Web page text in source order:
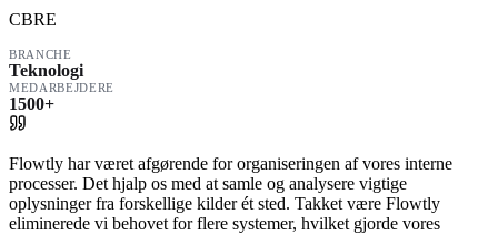
CBRE
BRANCHE
Teknologi
MEDARBEJDERE
1500+
Flowtly har været afgørende for organiseringen af vores interne
processer. Det hjalp os med at samle og analysere vigtige
oplysninger fra forskellige kilder ét sted. Takket være Flowtly
eliminerede vi behovet for flere systemer, hvilket gjorde vores